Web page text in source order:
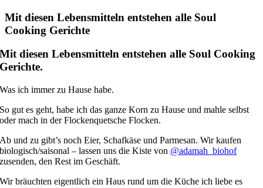
Mit diesen Lebensmitteln entstehen alle Soul
Cooking Gerichte
Mit diesen Lebensmitteln entstehen alle Soul Cooking
Gerichte.
Was ich immer zu Hause habe.
So gut es geht, habe ich das ganze Korn zu Hause und mahle selbst
oder mach in der Flockenquetsche Flocken.
Ab und zu gibt’s noch Eier, Schafkäse und Parmesan. Wir kaufen
biologisch/saisonal – lassen uns die Kiste von @adamah_biohof
zusenden, den Rest im Geschäft.
Wir bräuchten eigentlich ein Haus rund um die Küche ich liebe es